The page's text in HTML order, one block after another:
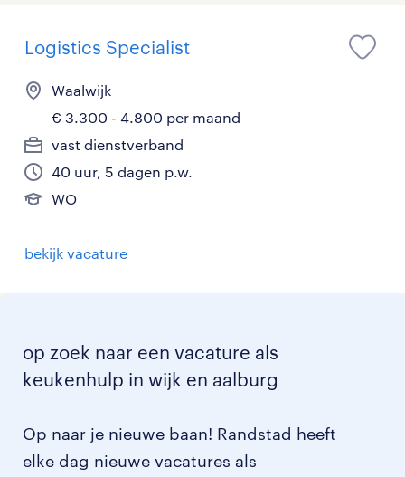
Logistics Specialist
Waalwijk
€ 3.300 - 4.800 per maand
vast dienstverband
40 uur, 5 dagen p.w.
WO
bekijk vacature
op zoek naar een vacature als
keukenhulp in wijk en aalburg
Op naar je nieuwe baan! Randstad heeft
elke dag nieuwe vacatures als